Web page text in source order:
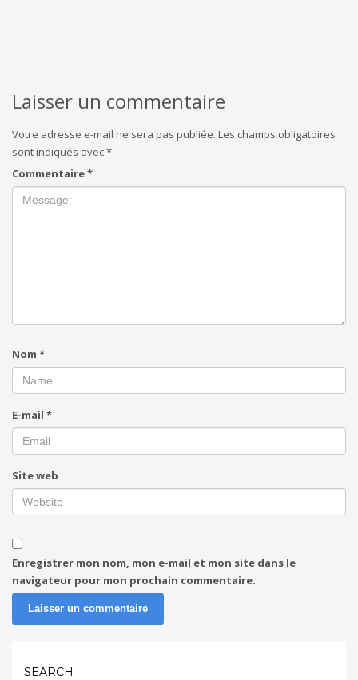
Laisser un commentaire
Votre adresse e-mail ne sera pas publiée. Les champs obligatoires
sont indiqués avec*
Commentaire*
Nom *
E-mail *
Site web
Enregistrer mon nom, mon e-mail et mon site dans le
navigateur pour mon prochain commentaire.
SEARCH